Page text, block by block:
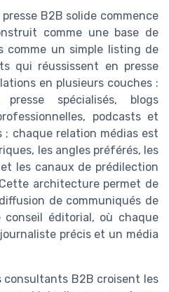
B2B solide commence
comme une base de
comme un simple listing de
qui réussissent en presse
en plusieurs couches :
spécialisés, blogs
podcasts et
chaque relation médias est
les angles préférés, les
les canaux de prédilection
architecture permet de
de communiqués de
éditorial, où chaque
précis et un média
consultants B2B croisent les